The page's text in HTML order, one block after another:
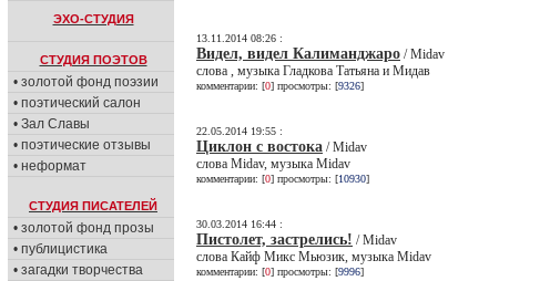
ЭХО-СТУДИЯ
СТУДИЯ ПОЭТОВ
• золотой фонд поэзии
• поэтический салон
• Зал Славы
• поэтические отзывы
• неформат
СТУДИЯ ПИСАТЕЛЕЙ
• золотой фонд прозы
• публицистика
• загадки творчества
13.11.2014 08:26 :
Видел, видел Калиманджаро / Midav
слова , музыка Гладкова Татьяна и Мидав
комментарии: [0] просмотры: [9326]
22.05.2014 19:55 :
Циклон с востока / Midav
слова Midav, музыка Midav
комментарии: [0] просмотры: [10930]
30.03.2014 16:44 :
Пистолет, застрелись! / Midav
слова Кайф Микс Мьюзик, музыка Midav
комментарии: [0] просмотры: [9996]